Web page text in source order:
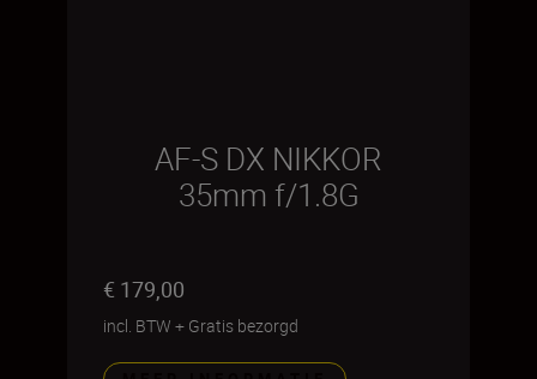
AF-S DX NIKKOR
35mm f/1.8G
€ 179,00
incl. BTW + Gratis bezorgd